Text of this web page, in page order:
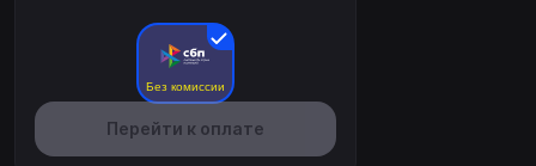
Без комиссии
Перейти к оплате